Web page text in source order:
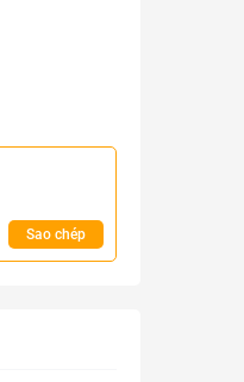
Sao chép